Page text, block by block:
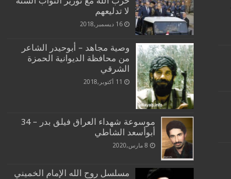
لا تدليعهم
16 ديسمبر,2018
وصية مجاهد – أبوحيدر الشاعر
من محافظة الديوانية الحمزة
الشرقي
11 أكتوبر,2018
موسوعة شهداء العراق فيلق بدر – 34
أبوأسعد الشاطي
8 مارس,2020
مسلسل روح الله الإمام الخميني